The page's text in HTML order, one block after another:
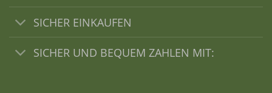
SICHER EINKAUFEN
SICHER UND BEQUEM ZAHLEN MIT: